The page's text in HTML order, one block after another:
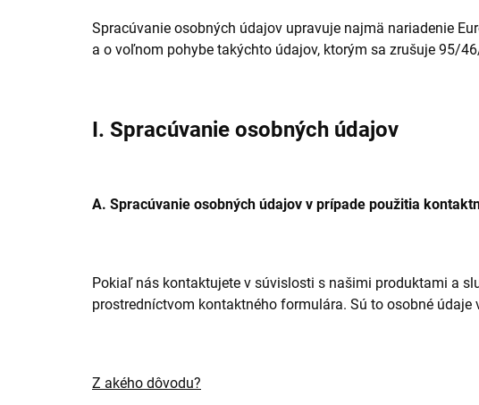
Spracúvanie osobných údajov upravuje najmä nariadenie
a o voľnom pohybe takýchto údajov, ktorým sa zrušuje 95/
I. Spracúvanie osobných údajov
A. Spracúvanie osobných údajov v prípade použitia
Pokiaľ nás kontaktujete v súvislosti s našimi produktami a
prostredníctvom kontaktného formulára. Sú to osobné údaje
Z akého dôvodu?